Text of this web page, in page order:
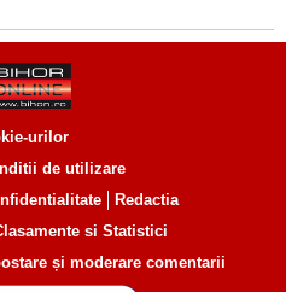
urilor
de utilizare
Redactia
și moderare comentarii